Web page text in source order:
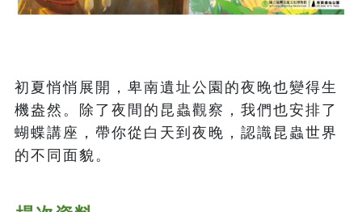
初夏悄悄展開，卑南遺址公園的夜晚也變得生
機盎然。除了夜間的昆蟲觀察，我們也安排了
蝴蝶講座，帶你從白天到夜晚，認識昆蟲世界
的不同面貌。